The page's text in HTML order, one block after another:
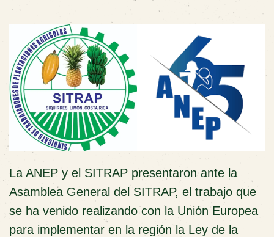
La ANEP y el SITRAP presentaron ante la
Asamblea General del SITRAP, el trabajo que
se ha venido realizando con la Unión Europea
para implementar en la región la Ley de la